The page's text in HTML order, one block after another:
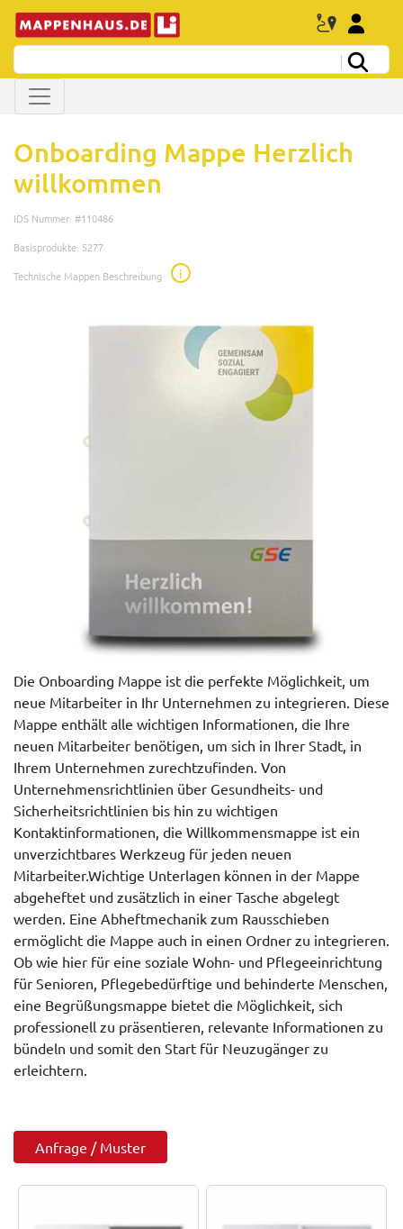
Onboarding Mappe Herzlich
willkommen
IDS Nummer: #110486
Basisprodukte: 5277
Technische Mappen Beschreibung
i
Die Onboarding Mappe ist die perfekte Möglichkeit, um
neue Mitarbeiter in Ihr Unternehmen zu integrieren. Diese
Mappe enthält alle wichtigen Informationen, die Ihre
neuen Mitarbeiter benötigen, um sich in Ihrer Stadt, in
Ihrem Unternehmen zurechtzufinden. Von
Unternehmensrichtlinien über Gesundheits- und
Sicherheitsrichtlinien bis hin zu wichtigen
Kontaktinformationen, die Willkommensmappe ist ein
unverzichtbares Werkzeug für jeden neuen
Mitarbeiter.Wichtige Unterlagen können in der Mappe
abgeheftet und zusätzlich in einer Tasche abgelegt
werden. Eine Abheftmechanik zum Rausschieben
ermöglicht die Mappe auch in einen Ordner zu integrieren.
Ob wie hier für eine soziale Wohn- und Pflegeeinrichtung
für Senioren, Pflegebedürftige und behinderte Menschen,
eine Begrüßungsmappe bietet die Möglichkeit, sich
professionell zu präsentieren, relevante Informationen zu
bündeln und somit den Start für Neuzugänger zu
erleichtern.
Anfrage / Muster